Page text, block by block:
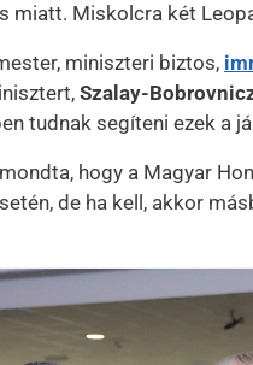
miatt. Miskolcra két
miniszteri biztos,
Szalay-
tudnak segíteni ezek a
hogy a Magyar
de ha kell, akkor